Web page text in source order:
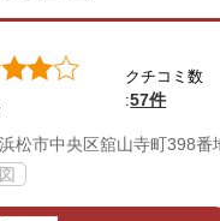
クチコミ数
:57件
松市中央区舘山寺町398番